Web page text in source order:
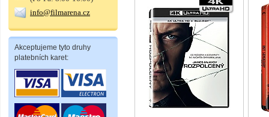
info@filmarena.cz
Akceptujeme tyto druhy
platebních karet: